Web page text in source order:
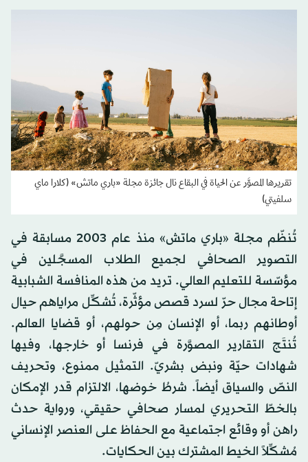
تقريرها المصوَّر عن الحياة في البقاع نال جائزة مجلة «باري ماتش» (كلارا ماي
سلفيتي)
تُنظّم مجلة «باري ماتش» منذ عام 2003 مسابقة في
التصوير الصحافي لجميع الطلاب المسجَّلين في
مؤسّسة للتعليم العالي. تريد من هذه المنافسة الشبابية
إتاحة مجال حرّ لسرد قصص مؤثّرة، تُشكِّل مراياهم حيال
أوطانهم ربما، أو الإنسان مِن حولهم، أو قضايا العالم.
تُنتَج التقارير المصوَّرة في فرنسا أو خارجها، وفيها
شهادات حيّة ونبض بشريّ. التمثيل ممنوع، وتحريف
النصّ والسياق أيضاً. شرطُ خوضها، الالتزام قدر الإمكان
بالخطّ التحريري لمسار صحافي حقيقي، ورواية حدث
راهن أو وقائع اجتماعية مع الحفاظ على العنصر الإنساني
مُشكِّلاً الخيط المشترك بين الحكايات.